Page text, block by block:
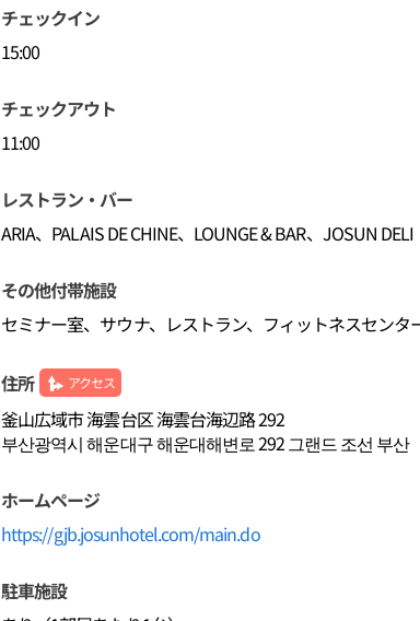
チェックイン
15:00
チェックアウト
11:00
レストラン・バー
ARIA、PALAIS DE CHINE、LOUNGE & BAR、JOSUN DELI
その他付帯施設
セミナー室、サウナ、レストラン、フィットネスセンタ
住所 アクセス
釜山広域市 海雲台区 海雲台海辺路 292
부산광역시 해운대구 해운대해변로 292 그랜드 조선 부산
ホームページ
https://gjb.josunhotel.com/main.do
駐車施設